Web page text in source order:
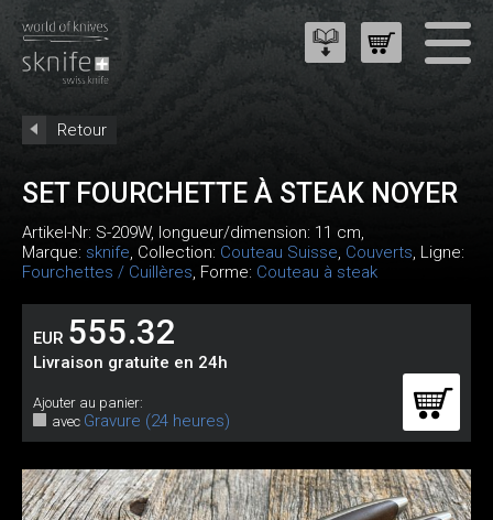
Retour
SET FOURCHETTE À STEAK NOYER
Artikel-Nr: S-209W, longueur/dimension: 11 cm,
Marque: sknife, Collection: Couteau Suisse, Couverts, Ligne:
Fourchettes / Cuillères, Forme: Couteau à steak
EUR 555.32
Livraison gratuite en 24h
Ajouter au panier:
avec Gravure (24 heures)